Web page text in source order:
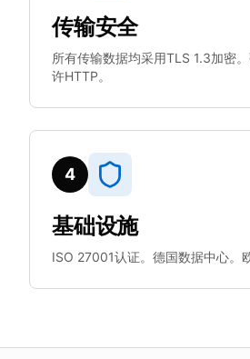
传输安全
所有传输数据均采用TLS 1.3加密
许HTTP。
4
基础设施
ISO 27001认证。德国数据中心。